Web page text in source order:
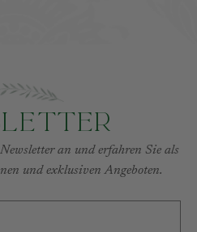
an und erfahren Sie als
und exklusiven Angeboten.